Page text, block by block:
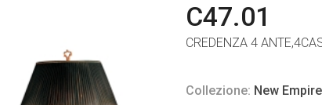
C47.01
CREDENZA 4
Collezione: New Empire